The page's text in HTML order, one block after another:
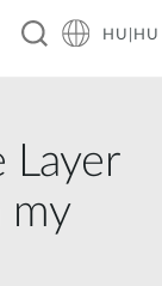
HU|HU
Layer
my